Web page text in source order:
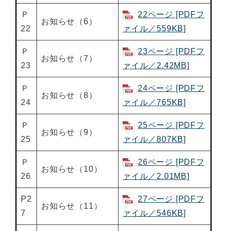
Ｐ
22
お知らせ（6）
22ページ [PDFフ
ァイル／559KB]
Ｐ
23
お知らせ（7）
23ページ [PDFフ
ァイル／2.42MB]
Ｐ
24
お知らせ（8）
24ページ [PDFフ
ァイル／765KB]
Ｐ
25
お知らせ（9）
25ページ [PDFフ
ァイル／807KB]
Ｐ
26
お知らせ（10）
26ページ [PDFフ
ァイル／2.01MB]
P2
7
お知らせ（11）
27ページ [PDFフ
ァイル／546KB]